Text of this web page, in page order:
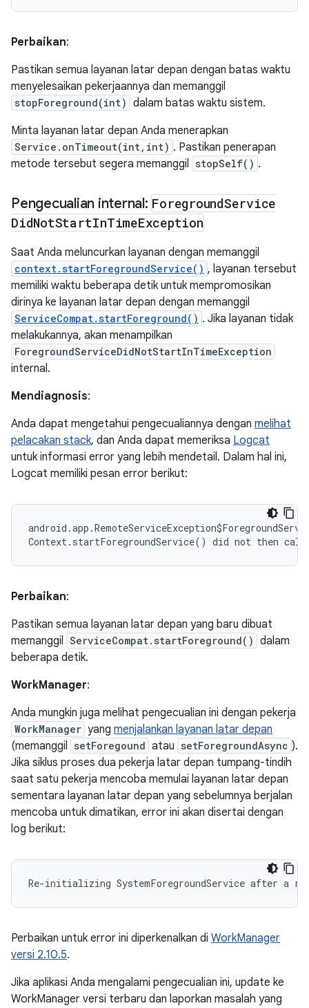
Perbaikan:
Pastikan semua layanan latar depan dengan batas waktu
menyelesaikan pekerjaannya dan memanggil
stopForeground(int) dalam batas waktu sistem.
Minta layanan latar depan Anda menerapkan
Service.onTimeout(int,int) . Pastikan penerapan
metode tersebut segera memanggil stopSelf() .
Pengecualian internal: ForegroundService
DidNotStartInTimeException
Saat Anda meluncurkan layanan dengan memanggil
context.startForegroundService() , layanan tersebut
memiliki waktu beberapa detik untuk mempromosikan
dirinya ke layanan latar depan dengan memanggil
ServiceCompat.startForeground() . Jika layanan tidak
melakukannya, akan menampilkan
ForegroundServiceDidNotStartInTimeException
internal.
Mendiagnosis:
Anda dapat mengetahui pengecualiannya dengan melihat
pelacakan stack, dan Anda dapat memeriksa Logcat
untuk informasi error yang lebih mendetail. Dalam hal ini,
Logcat memiliki pesan error berikut:
Perbaikan:
Pastikan semua layanan latar depan yang baru dibuat
memanggil ServiceCompat.startForeground() dalam
beberapa detik.
WorkManager:
Anda mungkin juga melihat pengecualian ini dengan pekerja
WorkManager yang menjalankan layanan latar depan
(memanggil setForegound atau setForegroundAsync ).
Jika siklus proses dua pekerja latar depan tumpang-tindih
saat satu pekerja mencoba memulai layanan latar depan
sementara layanan latar depan yang sebelumnya berjalan
mencoba untuk dimatikan, error ini akan disertai dengan
log berikut:
Perbaikan untuk error ini diperkenalkan di WorkManager
versi 2.10.5.
Jika aplikasi Anda mengalami pengecualian ini, update ke
WorkManager versi terbaru dan laporkan masalah yang